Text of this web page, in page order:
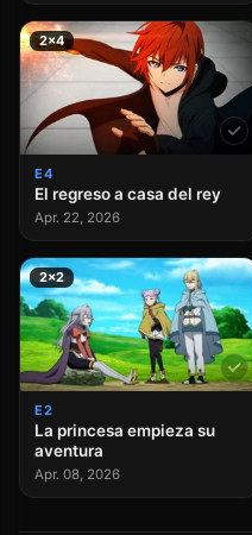
2×4
E4
El regreso a casa del rey
Apr. 22, 2026
2×2
E2
La princesa empieza su
aventura
Apr. 08, 2026